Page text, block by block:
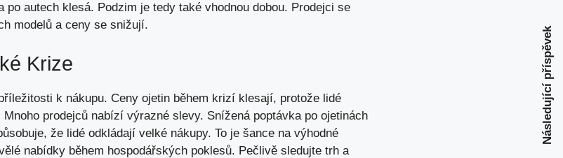
autech klesá. Podzim je tedy také vhodnou dobou. Prodejci se
modelů a ceny se snižují.
Krize
k nákupu. Ceny ojetin během krizí klesají, protože lidé
prodejců nabízí výrazné slevy. Snížená poptávka po ojetinách
že lidé odkládají velké nákupy. To je šance na výhodné
nabídky během hospodářských poklesů. Pečlivě sledujte trh a
Následující příspěvek